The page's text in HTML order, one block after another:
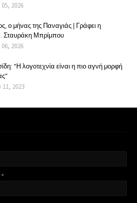
2026
ο μήνας της Παναγιάς | Γράφει η
Σταυράκη Μπρίμπου
2026
"Η λογοτεχνία είναι η πιο αγνή μορφή
2023
*